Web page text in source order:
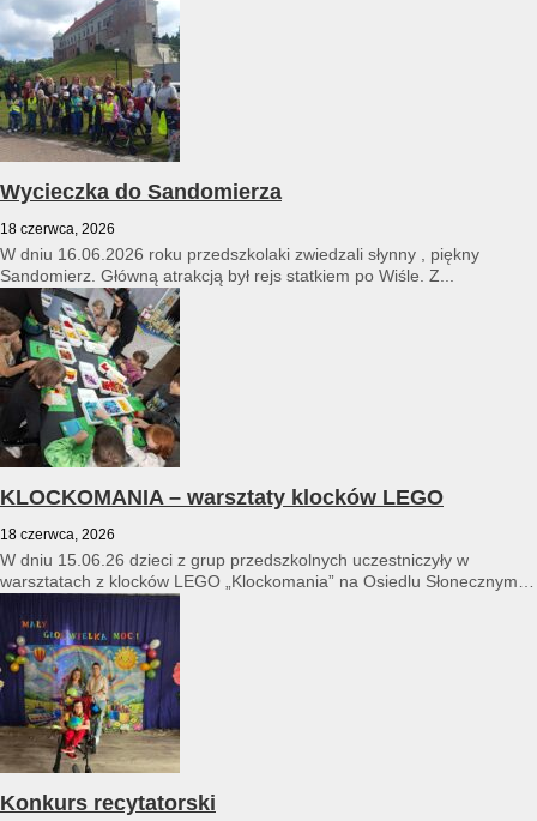
Wycieczka do Sandomierza
18 czerwca, 2026
W dniu 16.06.2026 roku przedszkolaki zwiedzali słynny , piękny
Sandomierz. Główną atrakcją był rejs statkiem po Wiśle. Z...
KLOCKOMANIA – warsztaty klocków LEGO
18 czerwca, 2026
W dniu 15.06.26 dzieci z grup przedszkolnych uczestniczyły w
warsztatach z klocków LEGO „Klockomania” na Osiedlu Słonecznym
Konkurs recytatorski